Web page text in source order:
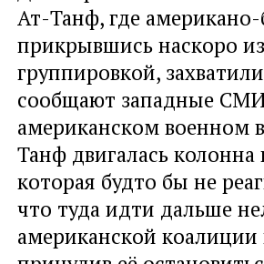
Ат-Танф, где
прикрывшись наскоро
группировкой,
сообщают западные
американском военном
Танф двигалась
которая будто бы не
что туда идти дальше
американской коалиции